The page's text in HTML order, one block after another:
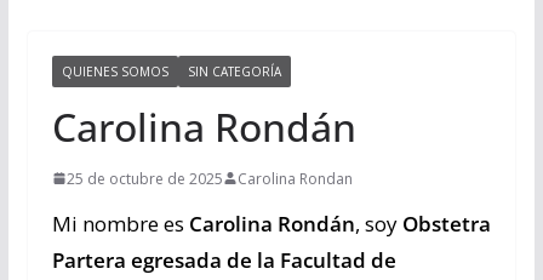
QUIENES SOMOS SIN CATEGORÍA
Carolina Rondán
25 de octubre de 2025 Carolina Rondan
Mi nombre es Carolina Rondán, soy Obstetra
Partera egresada de la Facultad de